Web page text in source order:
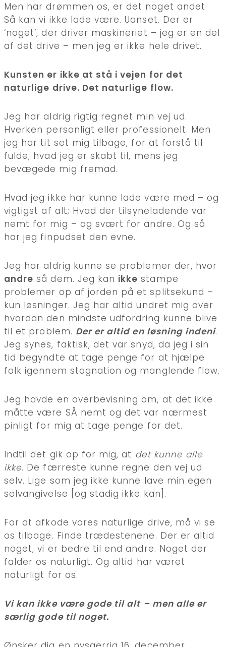
Men har drømmen os, er det noget andet.
Så kan vi ikke lade være. Uanset. Der er
‘noget’, der driver maskineriet – jeg er en del
af det drive – men jeg er ikke hele drivet.
Kunsten er ikke at stå i vejen for det
naturlige drive. Det naturlige flow.
Jeg har aldrig rigtig regnet min vej ud.
Hverken personligt eller professionelt. Men
jeg har tit set mig tilbage, for at forstå til
fulde, hvad jeg er skabt til, mens jeg
bevægede mig fremad.
Hvad jeg ikke har kunne lade være med – og
vigtigst af alt; Hvad der tilsyneladende var
nemt for mig – og svært for andre. Og så
har jeg finpudset den evne.
Jeg har aldrig kunne se problemer der, hvor
andre så dem. Jeg kan ikke stampe
problemer op af jorden på et splitsekund –
kun løsninger. Jeg har altid undret mig over
hvordan den mindste udfordring kunne blive
til et problem. Der er altid en løsning indeni.
Jeg synes, faktisk, det var snyd, da jeg i sin
tid begyndte at tage penge for at hjælpe
folk igennem stagnation og manglende flow.
Jeg havde en overbevisning om, at det ikke
måtte være SÅ nemt og det var nærmest
pinligt for mig at tage penge for det.
Indtil det gik op for mig, at det kunne alle
ikke. De færreste kunne regne den vej ud
selv. Lige som jeg ikke kunne lave min egen
selvangivelse [og stadig ikke kan].
For at afkode vores naturlige drive, må vi se
os tilbage. Finde trædestenene. Der er altid
noget, vi er bedre til end andre. Noget der
falder os naturligt. Og altid har været
naturligt for os.
Vi kan ikke være gode til alt – men alle er
særlig gode til noget.